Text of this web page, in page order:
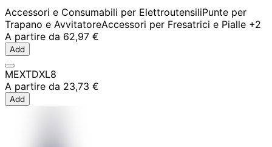
Accessori e Consumabili per ElettroutensiliPunte per
Trapano e AvvitatoreAccessori per Fresatrici e Pialle +2
A partire da 62,97 €
Add
MEXTDXL8
A partire da 23,73 €
Add